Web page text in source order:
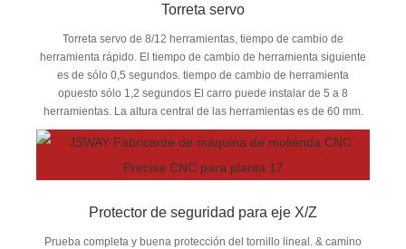
Torreta servo
Torreta servo de 8/12 herramientas, tiempo de cambio de
herramienta rápido. El tiempo de cambio de herramienta siguiente
es de sólo 0,5 segundos. tiempo de cambio de herramienta
opuesto sólo 1,2 segundos El carro puede instalar de 5 a 8
herramientas. La altura central de las herramientas es de 60 mm.
Protector de seguridad para eje X/Z
Prueba completa y buena protección del tornillo lineal. & camino